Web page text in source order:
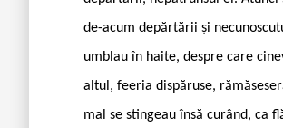
de-acum depărtării și
umblau în haite, despre care
altul, feeria dispăruse,
mal se stingeau însă curând, ca